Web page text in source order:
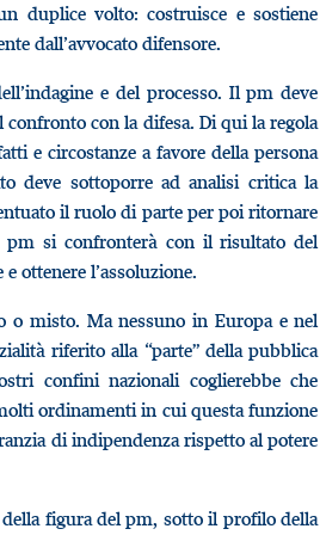
duplice volto: costruisce e sostiene
dall’avvocato difensore.
e del processo. Il pm deve
confronto con la difesa. Di qui la regola
e circostanze a favore della persona
deve sottoporre ad analisi critica la
il ruolo di parte per poi ritornare
pm si confronterà con il risultato del
ottenere l’assoluzione.
o misto. Ma nessuno in Europa e nel
riferito alla “parte” della pubblica
confini nazionali coglierebbe che
ordinamenti in cui questa funzione
di indipendenza rispetto al potere
figura del pm, sotto il profilo della